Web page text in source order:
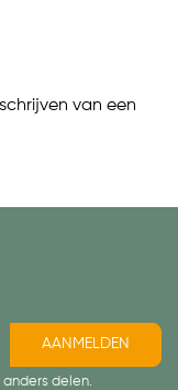
van een
AANMELDEN
delen.